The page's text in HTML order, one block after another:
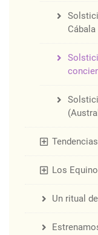
Cábala
Los
Un ritual